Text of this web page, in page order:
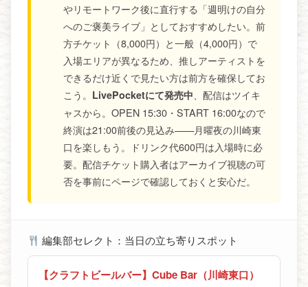
やリモートワーク後に直行する「週明けの自分
へのご褒美ライブ」としておすすめしたい。前
方チケット（8,000円）と一般（4,000円）で
入場エリアが異なるため、推しアーティストを
できるだけ近くで見たい方は前方を確保してお
こう。 LivePocketにて発売中、配信はツイキ
ャスから。OPEN 15:30・START 16:00なので
終演は21:00前後の見込み——月曜夜の川崎東
口を楽しもう。ドリンク代600円は入場時に必
要。配信チケット購入者はアーカイブ視聴の可
否を事前にページで確認しておくと安心だ。
編集部セレクト：当日の立ち寄りスポット
【クラフトビールバー】Cube Bar（川崎東口）